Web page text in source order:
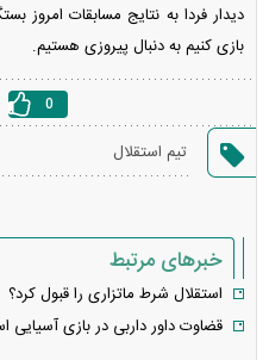
دیدار فردا به نتایج مسابقات امروز
بازی کنیم به دنبال پیروزی هستیم.
0
تیم استقلال
خبرهای مرتبط
استقلال شرط ماتزاری را قبول کرد؟
قضاوت داور داربی در بازی آسیایی